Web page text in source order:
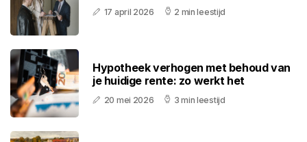
17 april 2026 2 min leestijd
Hypotheek verhogen met behoud van
je huidige rente: zo werkt het
20 mei 2026 3 min leestijd